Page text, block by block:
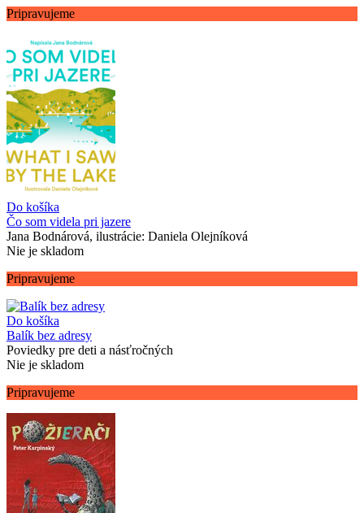
Pripravujeme
Do košíka
Čo som videla pri jazere
Jana Bodnárová, ilustrácie: Daniela Olejníková
Nie je skladom
Pripravujeme
Do košíka
Balík bez adresy
Poviedky pre deti a násťročných
Nie je skladom
Pripravujeme